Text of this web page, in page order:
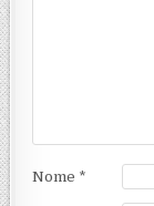
Nome *